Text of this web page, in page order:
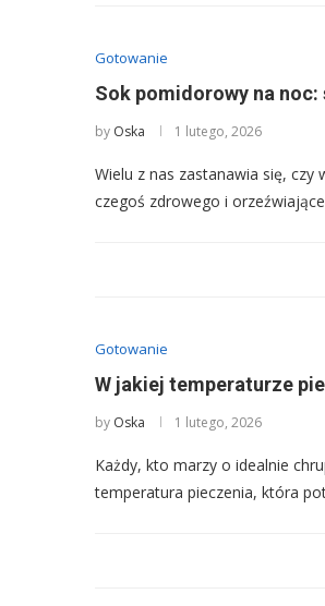
Gotowanie
Sok pomidorowy na
by Oska 1 lutego, 2026
Wielu z nas zastanawia się, czy
czegoś zdrowego i
Gotowanie
W jakiej temperaturze
by Oska 1 lutego, 2026
Każdy, kto marzy o idealnie
temperatura pieczenia, która